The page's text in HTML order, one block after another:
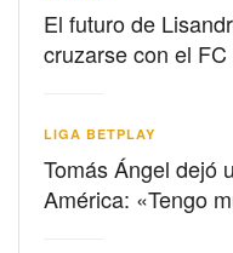
El futuro de
cruzarse con el
LIGA BETPLAY
Tomás Ángel dejó
América: «Tengo